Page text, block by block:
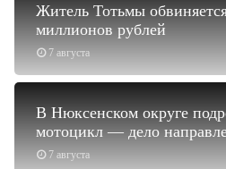
7 августа
Житель Тотьмы
миллионов рублей
7 августа
В Нюксенском округе
мотоцикл — дело